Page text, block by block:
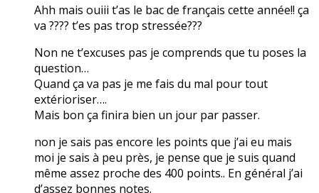
Ahh mais ouiii t’as le bac de français cette année!! ça
va ???? t’es pas trop stressée???
Non ne t’excuses pas je comprends que tu poses la
question…
Quand ça va pas je me fais du mal pour tout
extérioriser….
Mais bon ça finira bien un jour par passer.
non je sais pas encore les points que j’ai eu mais
moi je sais à peu près, je pense que je suis quand
même assez proche des 400 points.. En général j’ai
d’assez bonnes notes.